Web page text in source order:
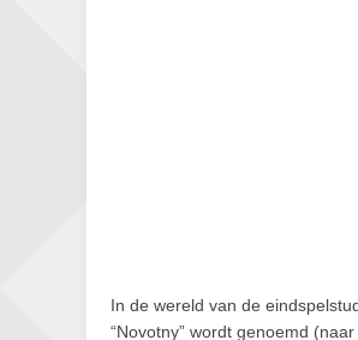
In de wereld van de
“Novotny” wordt genoemd